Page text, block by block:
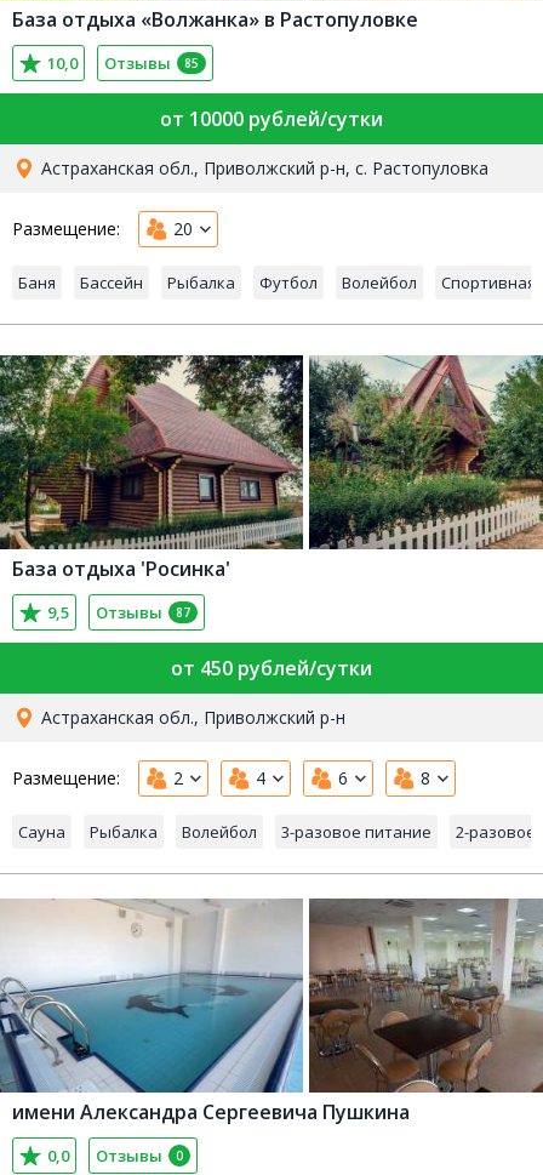
База отдыха «Волжанка» в Растопуловке
10,0 Отзывы 85
от 10000 рублей/сутки
Астраханская обл., Приволжский р-н, с. Растопуловка
Размещение: 20
Баня Бассейн Рыбалка Футбол Волейбол Спортивная
База отдыха 'Росинка'
9,5 Отзывы 87
от 450 рублей/сутки
Астраханская обл., Приволжский р-н
Размещение: 2 4 6 8
Сауна Рыбалка Волейбол 3-разовое питание 2-разовое
имени Александра Сергеевича Пушкина
0,0 Отзывы 0